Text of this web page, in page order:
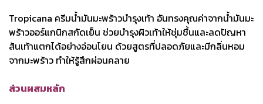
Tropicana ครีมน้ำมันมะพร้าวบำรุงเท้า อันทรงคุณค่าจากน้ำมันมะ
พร้าวออร์แกนิกสกัดเย็น ช่วยบำรุงผิวเท้าให้ชุ่มชื้นและลดปัญหา
ส้นเท้าแตกได้อย่างอ่อนโยน ด้วยสูตรที่ปลอดภัยและมีกลิ่นหอม
จากมะพร้าว ทำให้รู้สึกผ่อนคลาย
ส่วนผสมหลัก